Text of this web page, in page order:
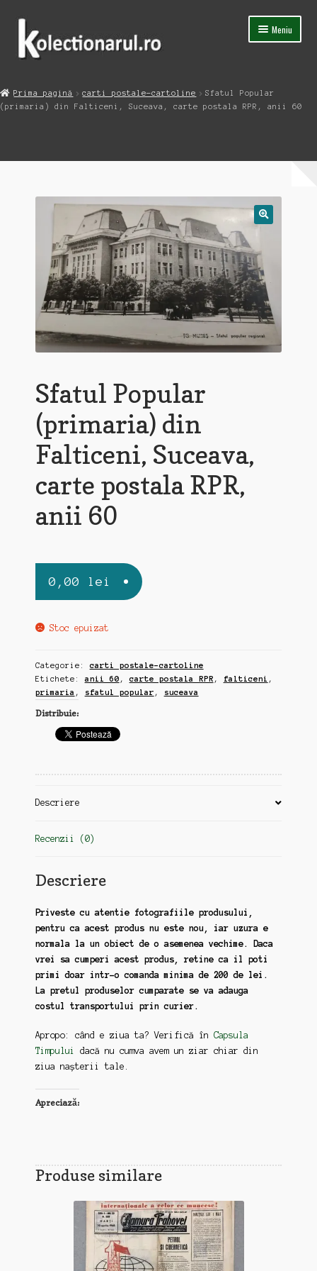
Sari
navigare
Sari
conținut
Meniu
Magazin
Extinde
Prima pagină carti postale-cartoline
Sfatul Popular
(primaria) din Falticeni, Suceava, carte postala RPR, anii 60
Sfatul Popular
(primaria) din
Falticeni, Suceava,
carte postala RPR,
anii 60
0,00 lei
Stoc epuizat
Categorie:carti postale-cartoline
Etichete:anii 60 ,carte postala RPR , falticeni ,
primaria , sfatul popular , suceava
Distribuie:
Descriere
Recenzii (0)
Descriere
Priveste cu atentie fotografiile produsului,
pentru ca acest produs nu este nou, iar uzura e
normala la un obiect de o asemenea vechime. Daca
vrei sa cumperi acest produs, retine ca il poti
primi doar intr-o comanda minima de 200 de lei.
La pretul produselor cumparate se va adauga
costul transportului prin curier.
Apropo: când e ziua ta? Verifică în Capsula
Timpului
dacă nu cumva avem un ziar chiar din
ziua nașterii tale.
Apreciază:
Produse similare